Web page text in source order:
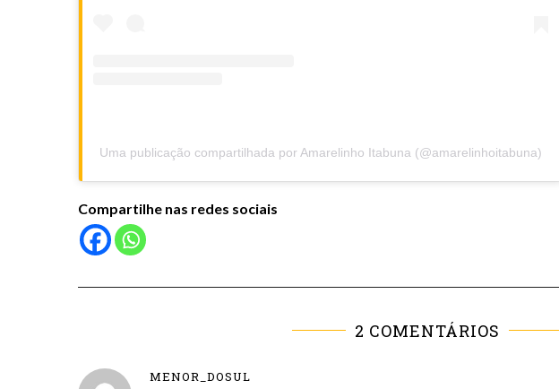
Uma publicação compartilhada por Amarelinho Itabuna (@amarelinhoitabuna)
Compartilhe nas redes sociais
2 COMENTÁRIOS
MENOR_DOSUL